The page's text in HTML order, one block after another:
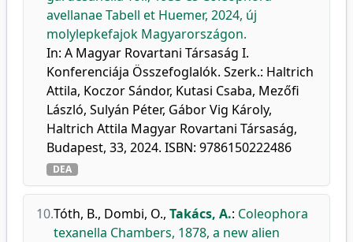
avellanae Tabell et Huemer, 2024, új
molylepkefajok Magyarországon.
In: A Magyar Rovartani Társaság I.
Konferenciája Összefoglalók. Szerk.: Haltrich
Attila, Koczor Sándor, Kutasi Csaba, Mezőfi
László, Sulyán Péter, Gábor Vig Károly,
Haltrich Attila Magyar Rovartani Társaság,
Budapest, 33, 2024. ISBN: 9786150222486
DEA
10.Tóth, B., Dombi, O., Takács, A.: Coleophora
texanella Chambers, 1878, a new alien